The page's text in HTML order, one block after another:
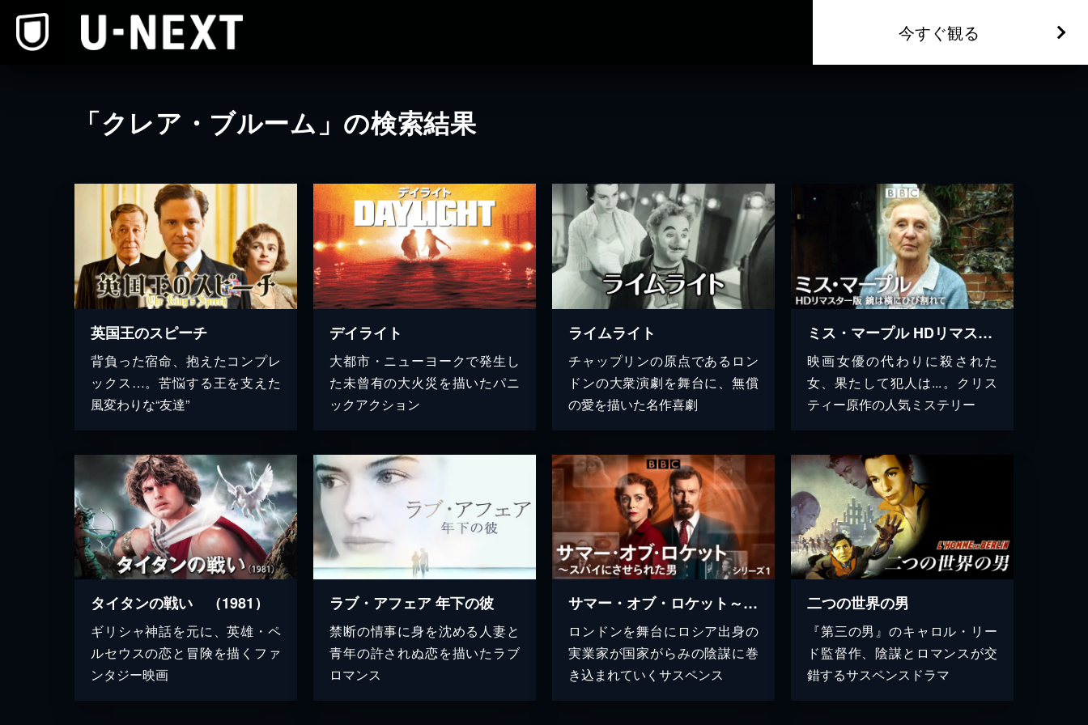
今すぐ観る
「クレア・ブルーム」の検索結果
英国王のスピーチ
背負った宿命、抱えたコンプレ
ックス…。苦悩する王を支えた
風変わりな“友達”
デイライト
大都市・ニューヨークで発生し
た未曾有の大火災を描いたパニ
ックアクション
ライムライト
チャップリンの原点であるロン
ドンの大衆演劇を舞台に、無償
の愛を描いた名作喜劇
ミス・マープル HDリマスター版 鏡は横にひび割れて
映画女優の代わりに殺された
女、果たして犯人は...。クリス
ティー原作の人気ミステリー
タイタンの戦い （1981）
ギリシャ神話を元に、英雄・ペ
ルセウスの恋と冒険を描くファ
ンタジー映画
ラブ・アフェア 年下の彼
禁断の情事に身を沈める人妻と
青年の許されぬ恋を描いたラブ
ロマンス
サマー・オブ・ロケット～スパイにさせられた男 シリーズ1
ロンドンを舞台にロシア出身の
実業家が国家がらみの陰謀に巻
き込まれていくサスペンス
二つの世界の男
『第三の男』のキャロル・リー
ド監督作、陰謀とロマンスが交
錯するサスペンスドラマ